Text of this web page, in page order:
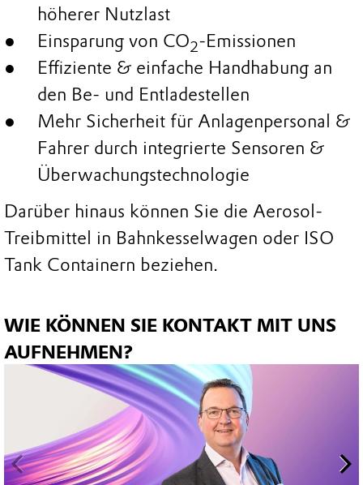
höherer Nutzlast
Einsparung von CO2-Emissionen
Effiziente & einfache Handhabung an
den Be- und Entladestellen
Mehr Sicherheit für Anlagenpersonal &
Fahrer durch integrierte Sensoren &
Überwachungstechnologie
Darüber hinaus können Sie die Aerosol-
Treibmittel in Bahnkesselwagen oder ISO
Tank Containern beziehen.
WIE KÖNNEN SIE KONTAKT MIT UNS
AUFNEHMEN?